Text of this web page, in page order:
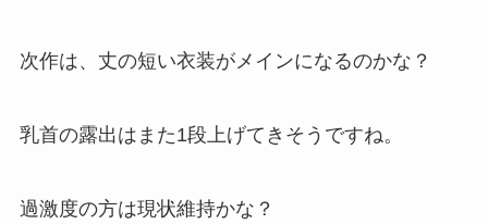
次作は、丈の短い衣装がメインになるのかな？
乳首の露出はまた1段上げてきそうですね。
過激度の方は現状維持かな？